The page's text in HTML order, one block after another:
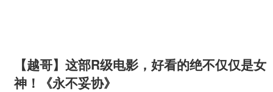
【越哥】这部R级电影，好看的绝不仅仅是女
神！《永不妥协》